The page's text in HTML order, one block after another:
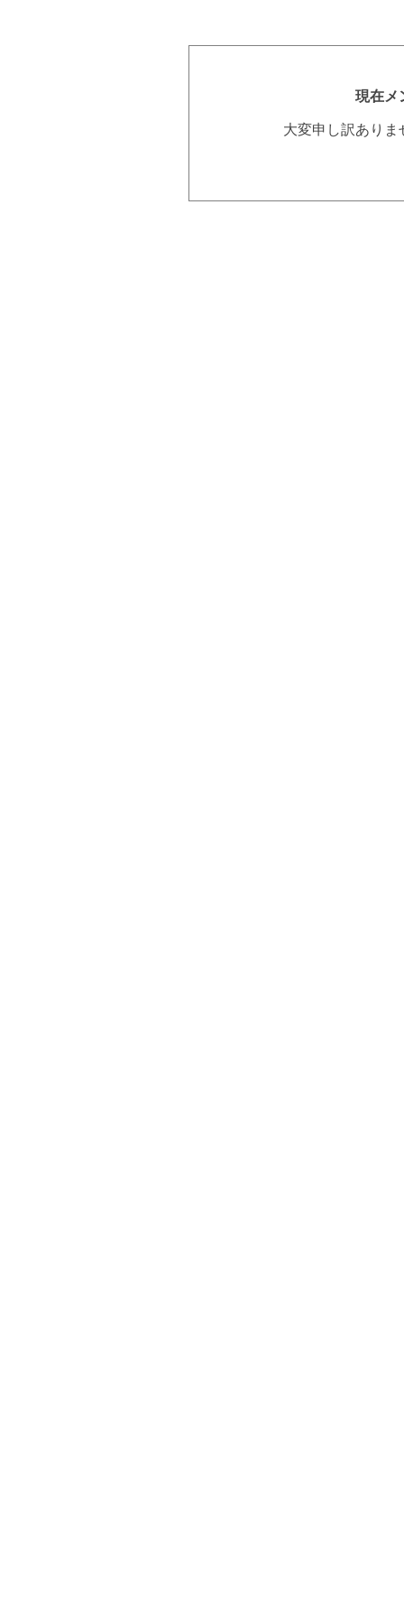
現在メ
大変申し訳あり